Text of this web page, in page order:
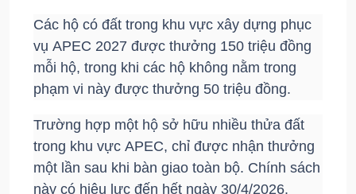
Các hộ có đất trong khu vực xây dựng phục
vụ APEC 2027 được thưởng 150 triệu đồng
mỗi hộ, trong khi các hộ không nằm trong
phạm vi này được thưởng 50 triệu đồng.
Trường hợp một hộ sở hữu nhiều thửa đất
trong khu vực APEC, chỉ được nhận thưởng
một lần sau khi bàn giao toàn bộ. Chính sách
này có hiệu lực đến hết ngày 30/4/2026.